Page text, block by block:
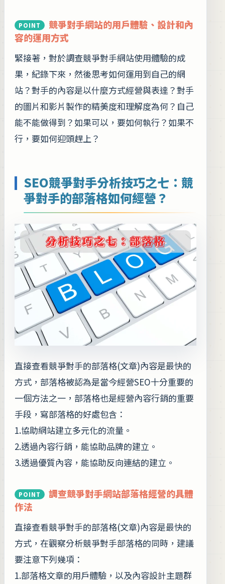
競爭對手網站的用戶體驗、設計和內
容的運用方式
緊接著，對於調查競爭對手網站使用體驗的成
果，紀錄下來，然後思考如何運用到自己的網
站？對手的內容是以什麼方式經營與表達？對手
的圖片和影片製作的精美度和理解度為何？自己
能不能做得到？如果可以，要如何執行？如果不
行，要如何迎頭趕上？
SEO競爭對手分析技巧之七：競
爭對手的部落格如何經營？
直接查看競爭對手的部落格(文章)內容是最快的
方式，部落格被認為是當今經營SEO十分重要的
一個方法之一，部落格也是經營內容行銷的重要
手段，寫部落格的好處包含：
1.協助網站建立多元化的流量。
2.透過內容行銷，能協助品牌的建立。
3.透過優質內容，能協助反向連結的建立。
調查競爭對手網站部落格經營的具體
作法
直接查看競爭對手的部落格(文章)內容是最快的
方式，在觀察分析競爭對手部落格的同時，建議
要注意下列幾項：
1.部落格文章的用戶體驗，以及內容設計主題群